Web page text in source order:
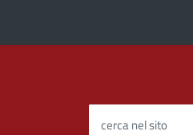
cerca nel sito